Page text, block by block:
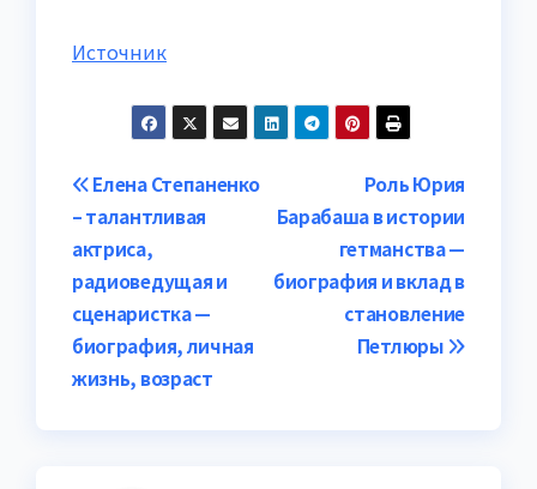
Источник
Навигация
по
записям
Роль Юрия
Барабаша в истории
гетманства —
биография и вклад в
становление
Петлюры
Елена Степаненко
– талантливая
актриса,
радиоведущая и
сценаристка —
биография, личная
жизнь, возраст